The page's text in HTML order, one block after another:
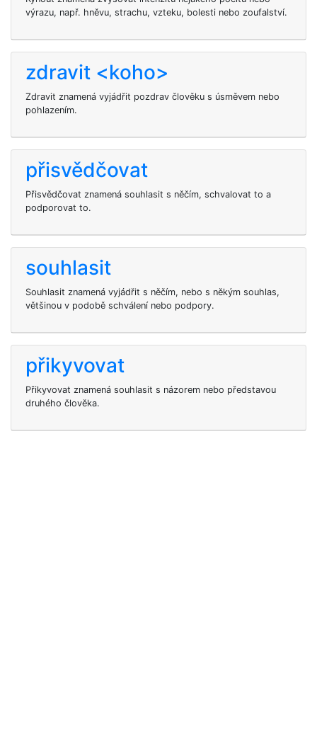
výrazu, např. hněvu, strachu, vzteku, bolesti nebo zoufalství.
zdravit <koho>
Zdravit znamená vyjádřit pozdrav člověku s úsměvem nebo
pohlazením.
přisvědčovat
Přisvědčovat znamená souhlasit s něčím, schvalovat to a
podporovat to.
souhlasit
Souhlasit znamená vyjádřit s něčím, nebo s někým souhlas,
většinou v podobě schválení nebo podpory.
přikyvovat
Přikyvovat znamená souhlasit s názorem nebo představou
druhého člověka.